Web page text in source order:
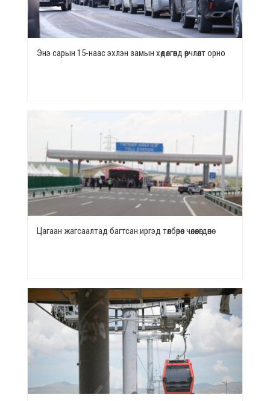
Энэ сарын 15-наас эхлэн замын хөдөлгөөнд өөрчлөлт орно
Цагаан жагсаалтад багтсан иргэд төлбөрөөс чөлөөлөгдөнө